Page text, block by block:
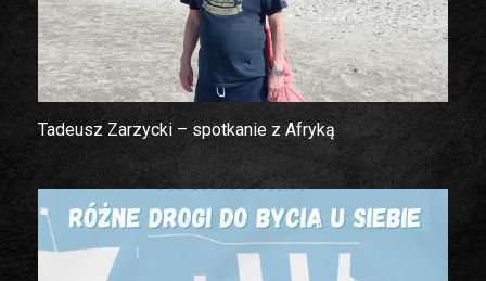
Tadeusz Zarzycki – spotkanie z Afryką